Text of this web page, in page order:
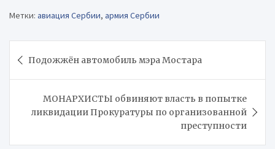
Метки: авиация Сербии, армия Сербии
по Подожжён автомобиль мэра Мостара
МОНАРХИСТЫ обвиняют власть в попытке
ликвидации Прокуратуры по организованной
преступности